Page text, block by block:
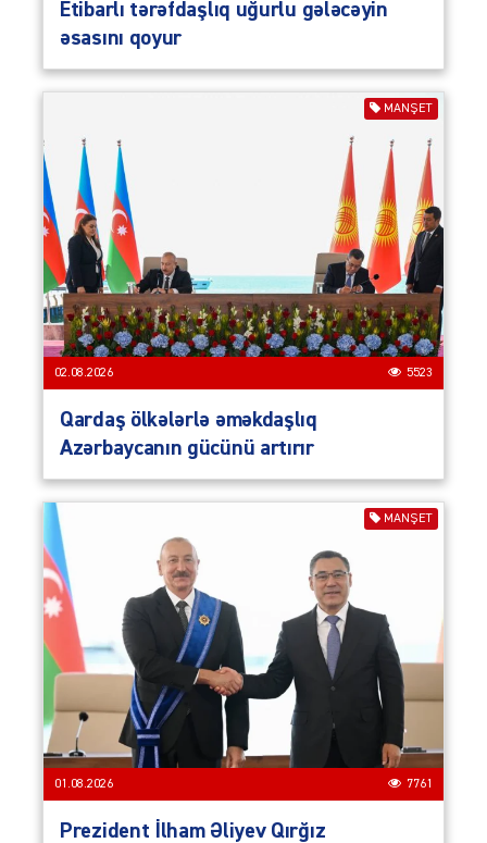
Etibarlı tərəfdaşlıq uğurlu gələcəyin
əsasını qoyur
MANŞET
02.08.2026 5523
Qardaş ölkələrlə əməkdaşlıq
Azərbaycanın gücünü artırır
MANŞET
01.08.2026 7761
Prezident İlham Əliyev Qırğız